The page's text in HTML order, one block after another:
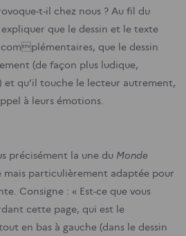
t-il chez nous ? Au fil du
que le dessin et le texte
que le dessin
(de façon plus ludique,
qu’il touche le lecteur autrement,
à leurs émotions.
précisément la une du Monde
mais particulièrement adaptée pour
Consigne : « Est-ce que vous
cette page, qui est le
en bas à gauche (dans le dessin